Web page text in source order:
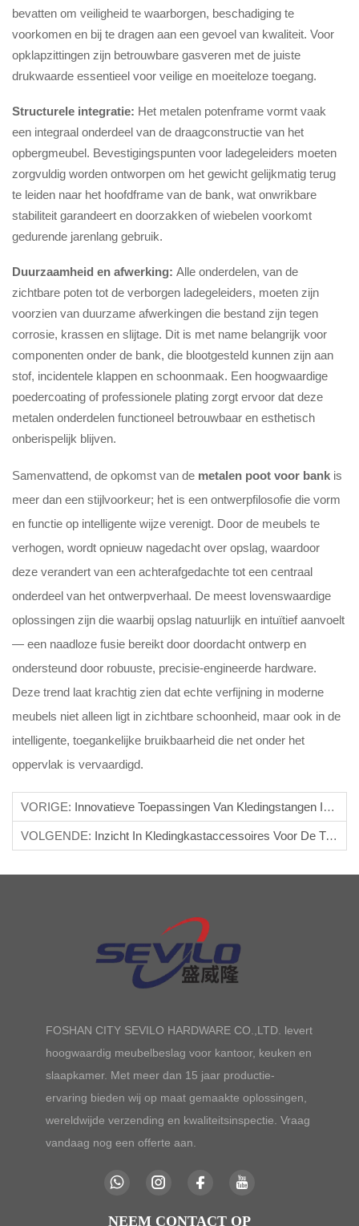
bevatten om veiligheid te waarborgen, beschadiging te
voorkomen en bij te dragen aan een gevoel van kwaliteit. Voor
opklapzittingen zijn betrouwbare gasveren met de juiste
drukwaarde essentieel voor veilige en moeiteloze toegang.
Structurele integratie: Het metalen potenframe vormt vaak
een integraal onderdeel van de draagconstructie van het
opbergmeubel. Bevestigingspunten voor ladegeleiders moeten
zorgvuldig worden ontworpen om het gewicht gelijkmatig terug
te leiden naar het hoofdframe van de bank, wat onwrikbare
stabiliteit garandeert en doorzakken of wiebelen voorkomt
gedurende jarenlang gebruik.
Duurzaamheid en afwerking: Alle onderdelen, van de
zichtbare poten tot de verborgen ladegeleiders, moeten zijn
voorzien van duurzame afwerkingen die bestand zijn tegen
corrosie, krassen en slijtage. Dit is met name belangrijk voor
componenten onder de bank, die blootgesteld kunnen zijn aan
stof, incidentele klappen en schoonmaak. Een hoogwaardige
poedercoating of professionele plating zorgt ervoor dat deze
metalen onderdelen functioneel betrouwbaar en esthetisch
onberispelijk blijven.
Samenvattend, de opkomst van de metalen poot voor bank is
meer dan een stijlvoorkeur; het is een ontwerpfilosofie die vorm
en functie op intelligente wijze verenigt. Door de meubels te
verhogen, wordt opnieuw nagedacht over opslag, waardoor
deze verandert van een achterafgedachte tot een centraal
onderdeel van het ontwerpverhaal. De meest lovenswaardige
oplossingen zijn die waarbij opslag natuurlijk en intuïtief aanvoelt
— een naadloze fusie bereikt door doordacht ontwerp en
ondersteund door robuuste, precisie-engineerde hardware.
Deze trend laat krachtig zien dat echte verfijning in moderne
meubels niet alleen ligt in zichtbare schoonheid, maar ook in de
intelligente, toegankelijke bruikbaarheid die net onder het
oppervlak is vervaardigd.
VORIGE: Innovatieve Toepassingen Van Kledingstangen In Moderne Kantoren
VOLGENDE: Inzicht In Kledingkastaccessoires Voor De Trends Van 2025
FOSHAN CITY SEVILO HARDWARE CO.,LTD. levert
hoogwaardig meubelbeslag voor kantoor, keuken en
slaapkamer. Met meer dan 15 jaar productie-
ervaring bieden wij op maat gemaakte oplossingen,
wereldwijde verzending en kwaliteitsinspectie. Vraag
vandaag nog een offerte aan.
NEEM CONTACT OP